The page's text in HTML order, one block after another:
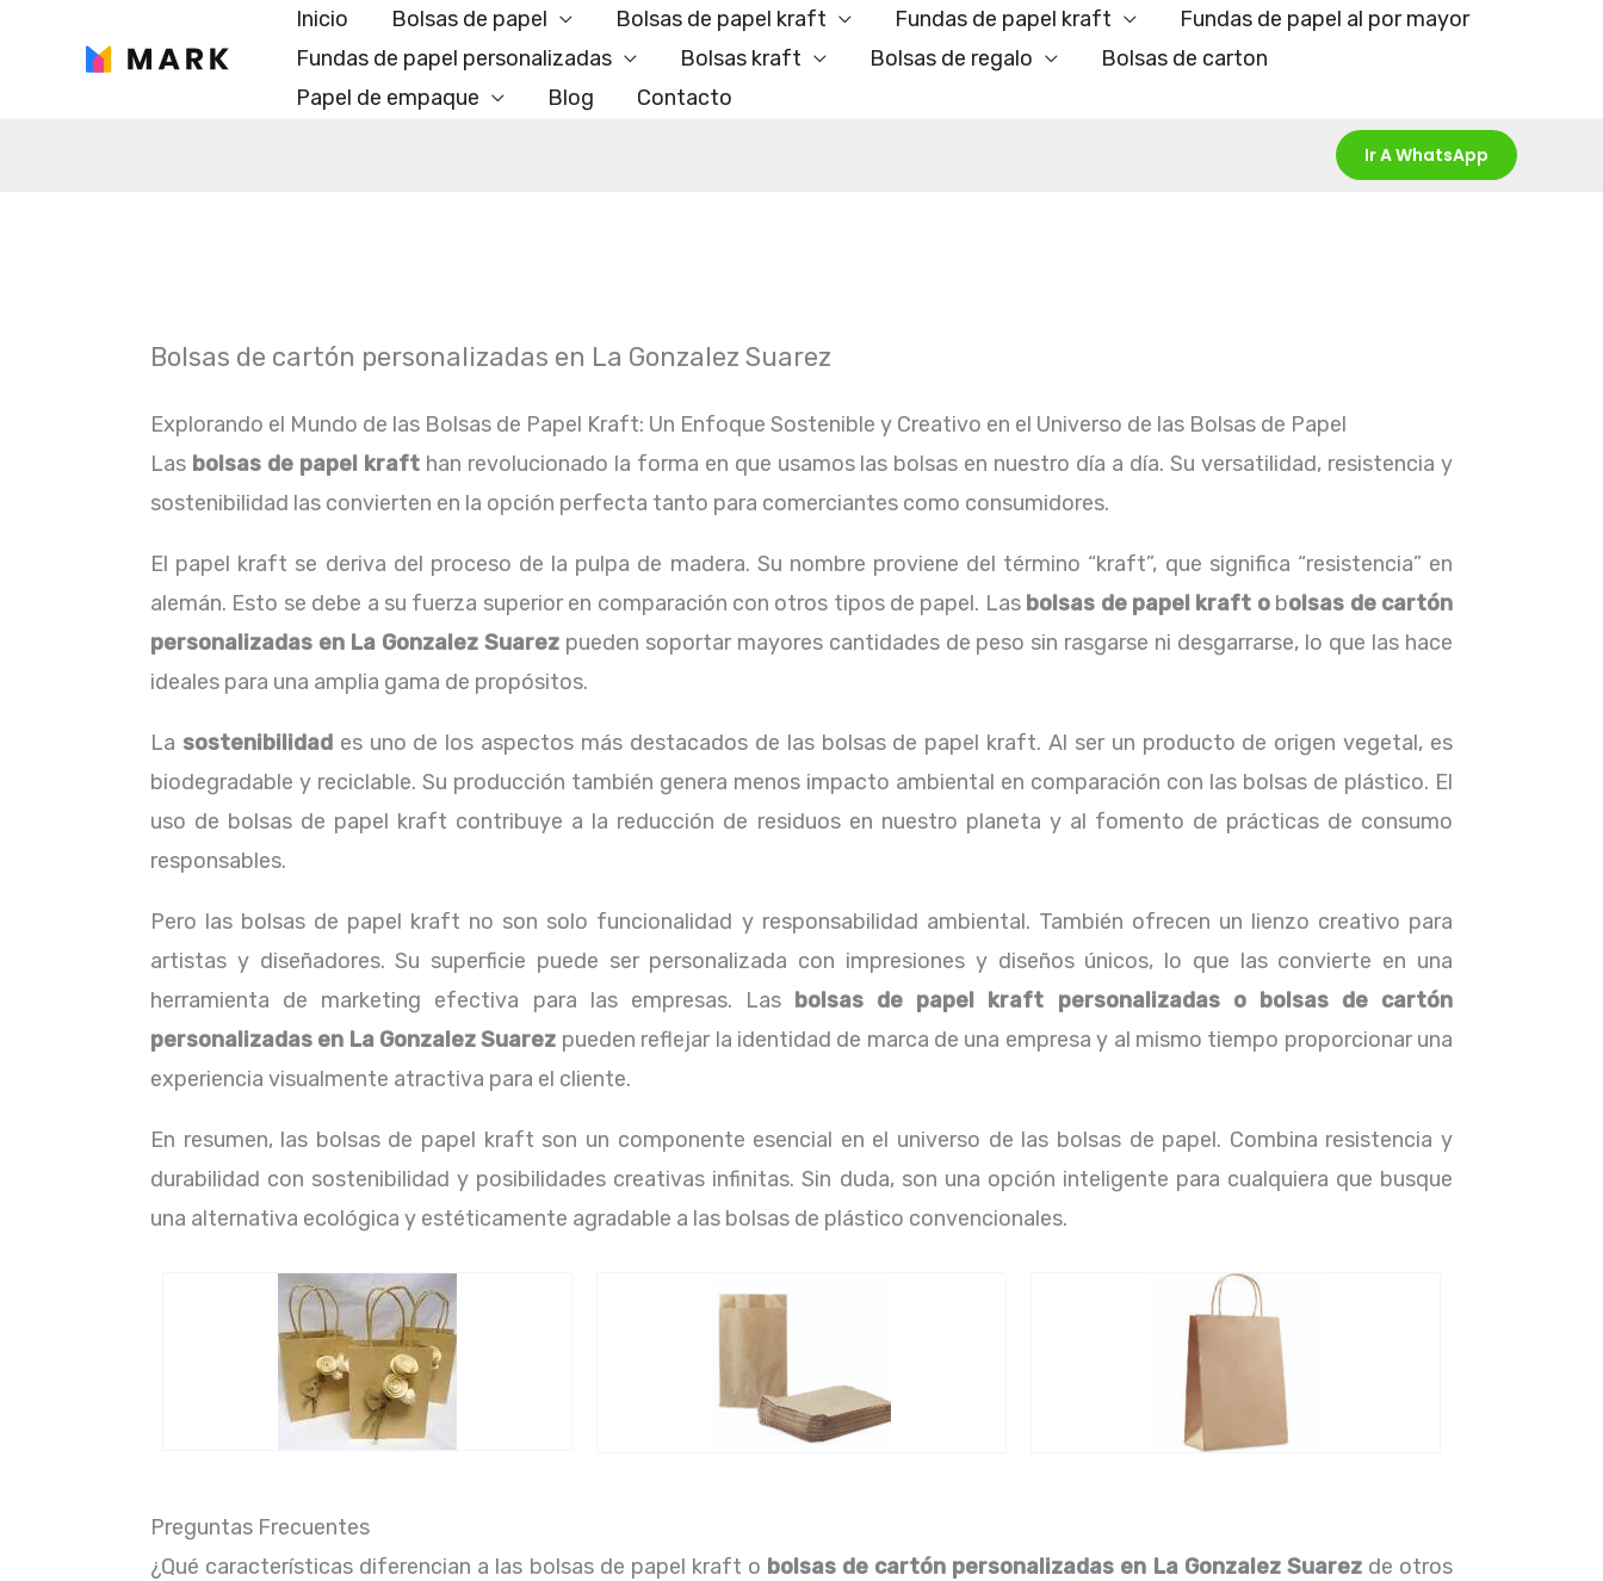
Inicio Bolsas de papel Bolsas de papel kraft Fundas de papel kraft
Fundas de papel al por mayor
Fundas de papel personalizadas
Bolsas kraft Bolsas de regalo
Bolsas de carton
Papel de empaque
Blog Contacto
Ir A WhatsApp
Bolsas de cartón personalizadas en La Gonzalez Suarez
Explorando el Mundo de las Bolsas de Papel Kraft: Un Enfoque Sostenible y Creativo en el Universo de las Bolsas de Papel
Las bolsas de papel krafthan revolucionado la forma en que usamos las bolsas en nuestro día a día. Su versatilidad, resistencia y
sostenibilidad las convierten en la opción perfecta tanto para comerciantes como consumidores.
El papel kraft se deriva del proceso de la pulpa de madera. Su nombre proviene del término “kraft”, que significa “resistencia” en
alemán. Esto se debe a su fuerza superior en comparación con otros tipos de papel. Las bolsas de papel kraft o bolsas de cartón
personalizadas en La Gonzalez Suarezpueden soportar mayores cantidades de peso sin rasgarse ni desgarrarse, lo que las hace
ideales para una amplia gama de propósitos.
La sostenibilidades uno de los aspectos más destacados de las bolsas de papel kraft. Al ser un producto de origen vegetal, es
biodegradable y reciclable. Su producción también genera menos impacto ambiental en comparación con las bolsas de plástico. El
uso de bolsas de papel kraft contribuye a la reducción de residuos en nuestro planeta y al fomento de prácticas de consumo
responsables.
Pero las bolsas de papel kraft no son solo funcionalidad y responsabilidad ambiental. También ofrecen un lienzo creativo para
artistas y diseñadores. Su superficie puede ser personalizada con impresiones y diseños únicos, lo que las convierte en una
herramienta de marketing efectiva para las empresas. Las bolsas de papel kraft personalizadas o bolsas de cartón
personalizadas en La Gonzalez Suarez pueden reflejar la identidad de marca de una empresa y al mismo tiempo proporcionar una
experiencia visualmente atractiva para el cliente.
En resumen, las bolsas de papel kraft son un componente esencial en el universo de las bolsas de papel. Combina resistencia y
durabilidad con sostenibilidad y posibilidades creativas infinitas. Sin duda, son una opción inteligente para cualquiera que busque
una alternativa ecológica y estéticamente agradable a las bolsas de plástico convencionales.
Preguntas Frecuentes
¿Qué características diferencian a las bolsas de papel kraft o bolsas de cartón personalizadas en La Gonzalez Suarez de otros